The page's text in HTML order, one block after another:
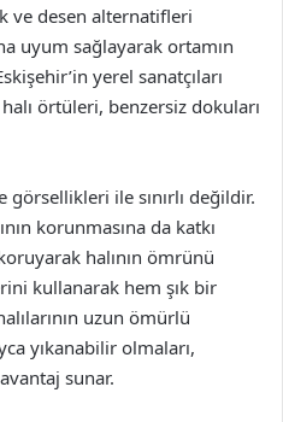
ve desen alternatifleri
uyum sağlayarak ortamın
yerel sanatçıları
örtüleri, benzersiz dokuları
görsellikleri ile sınırlı değildir.
korunmasına da katkı
halının ömrünü
kullanarak hem şık bir
uzun ömürlü
yıkanabilir olmaları,
sunar.